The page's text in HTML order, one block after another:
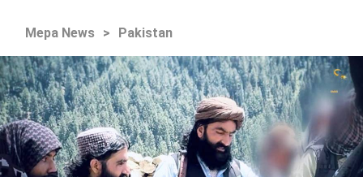
Mepa News > Pakistan